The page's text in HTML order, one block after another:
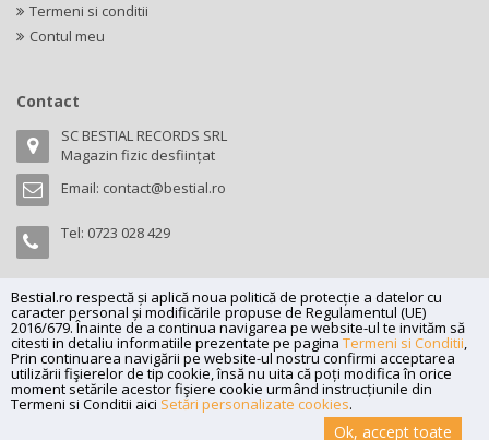
Bestial.ro respectă și aplică noua politică de protecție a datelor cu
caracter personal și modificările propuse de Regulamentul (UE)
2016/679. Înainte de a continua navigarea pe website-ul te invităm să
citesti in detaliu informatiile prezentate pe pagina Termeni si Conditii,
Prin continuarea navigării pe website-ul nostru confirmi acceptarea
utilizării fişierelor de tip cookie, însă nu uita că poți modifica în orice
moment setările acestor fişiere cookie urmând instrucțiunile din
Termeni si Conditii aici Setări personalizate cookies.
Ok, accept toate
Termeni si conditii
Contul meu
Contact
SC BESTIAL RECORDS SRL
Magazin fizic desființat
Email: contact@bestial.ro
Tel: 0723 028 429
Copyright (C) 2026bestial.ro -All rights reserved.
SC BESTIAL RECORDS SRL, Nr. R.C.: J35/345/2005, C.U.I.: RO17197870,
Adresa: Magazin fizic desființat
Powered byNet Interaction.